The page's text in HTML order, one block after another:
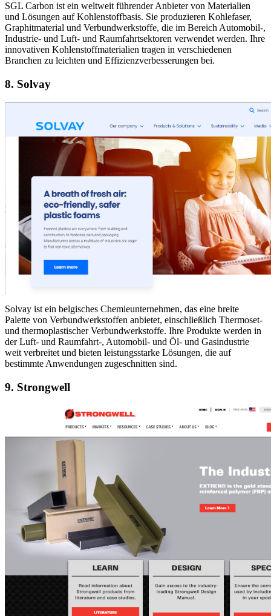
SGL Carbon ist ein weltweit führender Anbieter von Materialien
und Lösungen auf Kohlenstoffbasis. Sie produzieren Kohlefaser,
Graphitmaterial und Verbundwerkstoffe, die im Bereich Automobil-,
Industrie- und Luft- und Raumfahrtsektoren verwendet werden. Ihre
innovativen Kohlenstoffmaterialien tragen in verschiedenen
Branchen zu leichten und Effizienzverbesserungen bei.
8. Solvay
Solvay ist ein belgisches Chemieunternehmen, das eine breite
Palette von Verbundwerkstoffen anbietet, einschließlich Thermoset-
und thermoplastischer Verbundwerkstoffe. Ihre Produkte werden in
der Luft- und Raumfahrt-, Automobil- und Öl- und Gasindustrie
weit verbreitet und bieten leistungsstarke Lösungen, die auf
bestimmte Anwendungen zugeschnitten sind.
9. Strongwell